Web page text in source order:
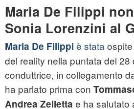
Maria De Filippi
Sonia Lorenzini al
Maria De Filippi è stata
del reality nella puntata del 28
conduttrice, in collegamento
ha parlato prima con
Andrea Zelletta e ha salutato